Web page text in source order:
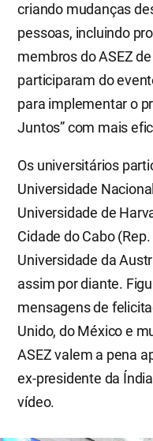
criando mudanças
pessoas, incluindo
membros do ASEZ
participaram do
para implementar o
Juntos” com mais
Os universitários
Universidade
Universidade de
Cidade do Cabo
Universidade da
assim por diante.
mensagens de
Unido, do México e
ASEZ valem a pena
ex-presidente da
vídeo.